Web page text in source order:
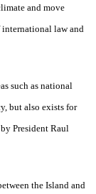
and move
law and
such as national
but also exists for
President Raul
the Island and